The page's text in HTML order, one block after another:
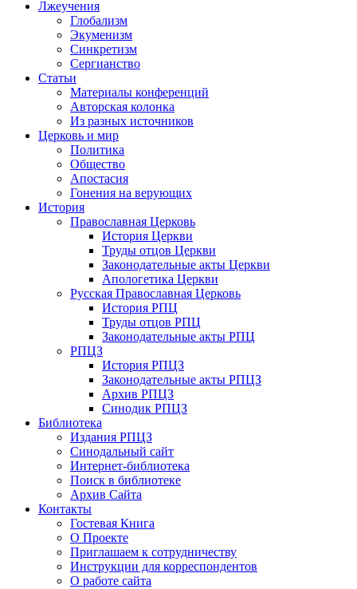
Лжеучения
Глобализм
Экуменизм
Синкретизм
Сергианство
Статьи
Материалы конференций
Авторская колонка
Из разных источников
Церковь и мир
Политика
Общество
Апостасия
Гонения на верующих
История
Православная Церковь
История Церкви
Труды отцов Церкви
Законодательные акты Церкви
Апологетика Церкви
Русская Православная Церковь
История РПЦ
Труды отцов РПЦ
Законодательные акты РПЦ
РПЦЗ
История РПЦЗ
Законодательные акты РПЦЗ
Архив РПЦЗ
Синодик РПЦЗ
Библиотека
Издания РПЦЗ
Синодальный сайт
Интернет-библиотека
Поиск в библиотеке
Архив Сайта
Контакты
Гостевая Книга
О Проекте
Приглашаем к сотрудничеству
Инструкции для корреспондентов
О работе сайта